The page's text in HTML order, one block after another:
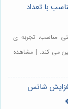
با تعداد
مناسب، تجربه ی
می کند. | مشاهده
شانس